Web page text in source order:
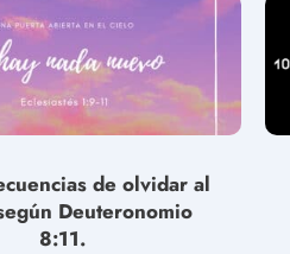
de olvidar al
Deuteronomio
8:11.